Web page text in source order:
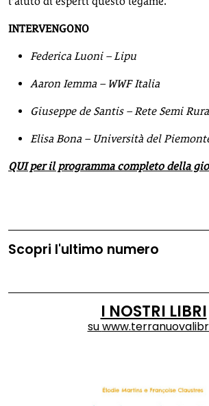
INTERVENGONO
Federica Luoni– Lipu
Aaron Iemma – WWF Italia
Giuseppe de Santis – Rete Semi
Elisa Bona – Università del
QUI per il programma completo della
Scopri l'ultimo numero
I NOSTRI LIBRI
su